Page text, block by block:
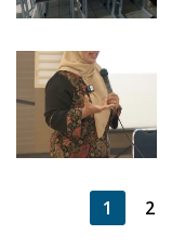
Paginasi
1 2